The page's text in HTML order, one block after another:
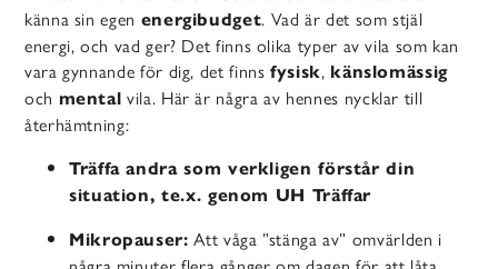
känna sin egen energibudget. Vad är det som stjäl
energi, och vad ger? Det finns olika typer av vila som kan
vara gynnande för dig, det finnsfysisk, känslomässig
och mental vila. Här är några av hennes nycklar till
återhämtning:
Träffa andra som verkligen förstår din
situation, te.x. genom UH Träffar
Mikropauser: Att våga ”stänga av” omvärlden i